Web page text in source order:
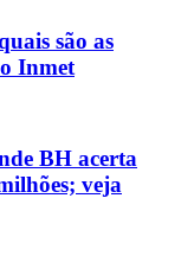
são as
Inmet
BH acerta
veja